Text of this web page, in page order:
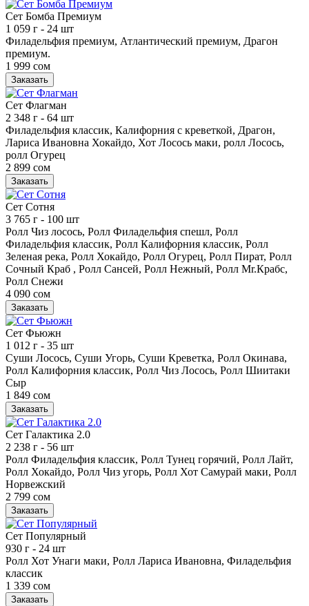
Сет Бомба Премиум
1 059 г - 24 шт
Филадельфия премиум, Атлантический премиум, Драгон
премиум.
1 999 сом
Заказать
Сет Флагман
2 348 г - 64 шт
Филадельфия классик, Калифорния с креветкой, Драгон,
Лариса Ивановна Хокайдо, Хот Лосось маки, ролл Лосось,
ролл Огурец
2 899 сом
Заказать
Сет Сотня
3 765 г - 100 шт
Ролл Чиз лосось, Ролл Филадельфия спешл, Ролл
Филадельфия классик, Ролл Калифорния классик, Ролл
Зеленая река, Ролл Хокайдо, Ролл Огурец, Ролл Пират, Ролл
Сочный Краб , Ролл Сансей, Ролл Нежный, Ролл Mr.Крабс,
Ролл Снежи
4 090 сом
Заказать
Сет Фьюжн
1 012 г - 35 шт
Суши Лосось, Суши Угорь, Суши Креветка, Ролл Окинава,
Ролл Калифорния классик, Ролл Чиз Лосось, Ролл Шиитаки
Сыр
1 849 сом
Заказать
Сет Галактика 2.0
2 238 г - 56 шт
Ролл Филадельфия классик, Ролл Тунец горячий, Ролл Лайт,
Ролл Хокайдо, Ролл Чиз угорь, Ролл Хот Самурай маки, Ролл
Норвежский
2 799 сом
Заказать
Сет Популярный
930 г - 24 шт
Ролл Хот Унаги маки, Ролл Лариса Ивановна, Филадельфия
классик
1 339 сом
Заказать